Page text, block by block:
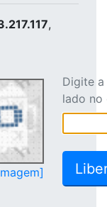
,
Digite
lado no